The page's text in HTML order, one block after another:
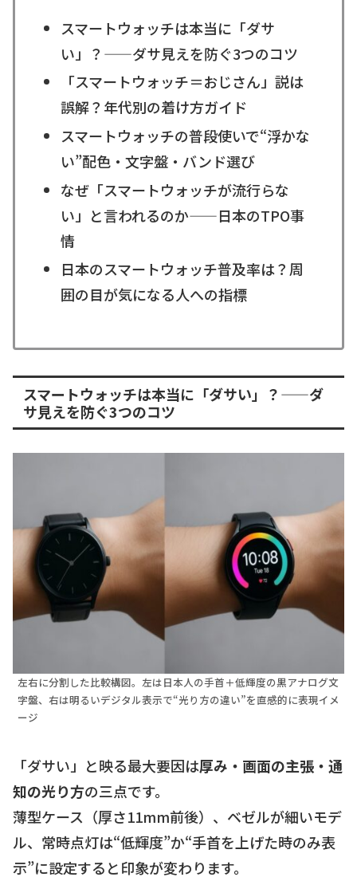
スマートウォッチは本当に「ダサ
い」？——ダサ見えを防ぐ3つのコツ
「スマートウォッチ＝おじさん」説は
誤解？年代別の着け方ガイド
スマートウォッチの普段使いで“浮かな
い”配色・文字盤・バンド選び
なぜ「スマートウォッチが流行らな
い」と言われるのか——日本のTPO事
情
日本のスマートウォッチ普及率は？周
囲の目が気になる人への指標
スマートウォッチは本当に「ダサい」？——ダ
サ見えを防ぐ3つのコツ
左右に分割した比較構図。左は日本人の手首＋低輝度の黒アナログ文
字盤、右は明るいデジタル表示で“光り方の違い”を直感的に表現イメ
ージ
「ダサい」と映る最大要因は厚み・画面の主張・通
知の光り方の三点です。
薄型ケース（厚さ11mm前後）、ベゼルが細いモデ
ル、常時点灯は“低輝度”か“手首を上げた時のみ表
示”に設定すると印象が変わります。